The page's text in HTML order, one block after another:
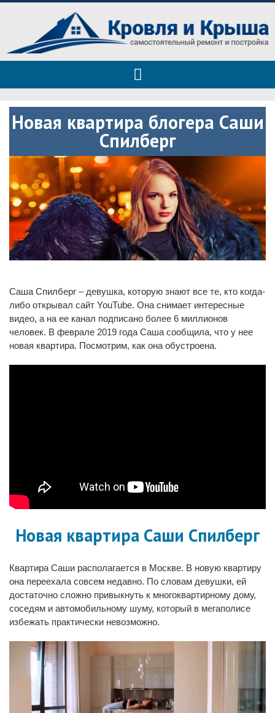
Roof tops — только полезные
советы
Полезные советы при строительстве дома и ремонте
Новая квартира блогера Саши
Спилберг
Саша Спилберг – девушка, которую знают все те, кто когда-
либо открывал сайт YouTube. Она снимает интересные
видео, а на ее канал подписано более 6 миллионов
человек. В феврале 2019 года Саша сообщила, что у нее
новая квартира. Посмотрим, как она обустроена.
Новая квартира Саши Спилберг
Квартира Саши располагается в Москве. В новую квартиру
она переехала совсем недавно. По словам девушки, ей
достаточно сложно привыкнуть к многоквартирному дому,
соседям и автомобильному шуму, который в мегаполисе
избежать практически невозможно.